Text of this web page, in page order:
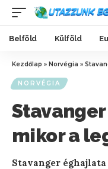
Belföld Külföld
Kezdőlap » Norvégia »
NORVÉGIA
mikor a
Stavanger